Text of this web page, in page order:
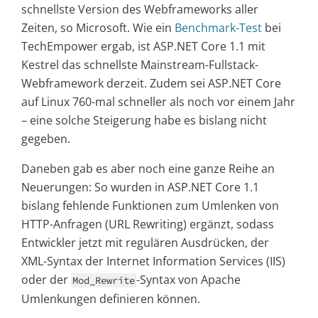
schnellste Version des Webframeworks aller
Zeiten, so Microsoft. Wie ein Benchmark-Test bei
TechEmpower ergab, ist ASP.NET Core 1.1 mit
Kestrel das schnellste Mainstream-Fullstack-
Webframework derzeit. Zudem sei ASP.NET Core
auf Linux 760-mal schneller als noch vor einem Jahr
– eine solche Steigerung habe es bislang nicht
gegeben.
Daneben gab es aber noch eine ganze Reihe an
Neuerungen: So wurden in ASP.NET Core 1.1
bislang fehlende Funktionen zum Umlenken von
HTTP-Anfragen (URL Rewriting) ergänzt, sodass
Entwickler jetzt mit regulären Ausdrücken, der
XML-Syntax der Internet Information Services (IIS)
oder der Mod_Rewrite-Syntax von Apache
Umlenkungen definieren können.